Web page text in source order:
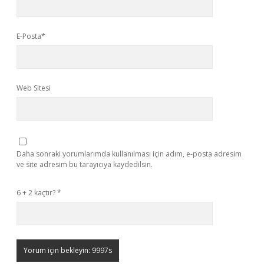
E-Posta*
Web Sitesi
Daha sonraki yorumlarımda kullanılması için adım, e-posta adresim
ve site adresim bu tarayıcıya kaydedilsin.
6 + 2 kaçtır?*